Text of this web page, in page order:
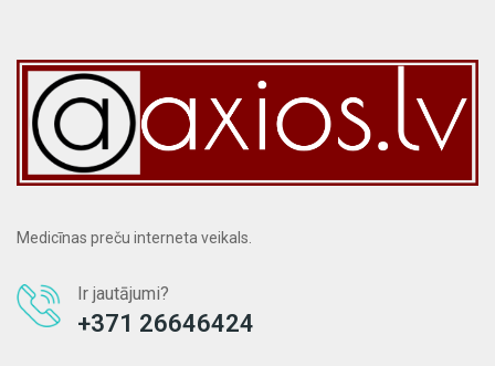
Medicīnas preču interneta veikals.
Ir jautājumi?
+371 26646424